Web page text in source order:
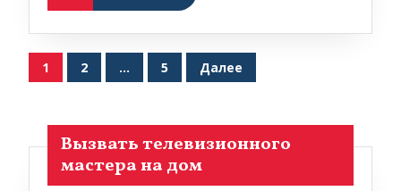
Пагинация
записей
1 2 … 5 Далее
Вызвать телевизионного
мастера на дом